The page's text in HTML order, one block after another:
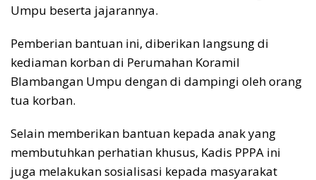
Umpu beserta jajarannya.
Pemberian bantuan ini, diberikan langsung di
kediaman korban di Perumahan Koramil
Blambangan Umpu dengan di dampingi oleh orang
tua korban.
Selain memberikan bantuan kepada anak yang
membutuhkan perhatian khusus, Kadis PPPA ini
juga melakukan sosialisasi kepada masyarakat